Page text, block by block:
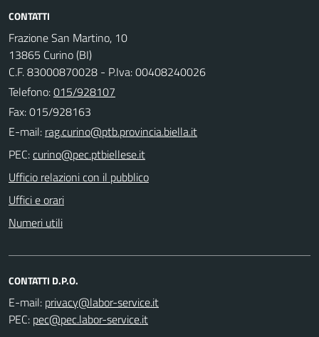
CONTATTI
Frazione San Martino, 10
13865 Curino (BI)
C.F. 83000870028 - P.Iva: 00408240026
Telefono:015/928107
Fax: 015/928163
E-mail:
PEC:
Ufficio relazioni con il pubblico
Uffici e orari
Numeri utili
CONTATTI D.P.O.
E-mail:
PEC: